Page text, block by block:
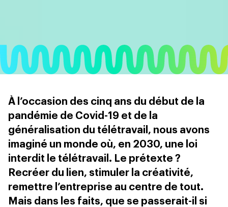
À l’occasion des cinq ans du début de la
pandémie de Covid-19 et de la
généralisation du télétravail, nous avons
imaginé un monde où, en 2030, une loi
interdit le télétravail. Le prétexte ?
Recréer du lien, stimuler la créativité,
remettre l’entreprise au centre de tout.
Mais dans les faits, que se passerait-il si